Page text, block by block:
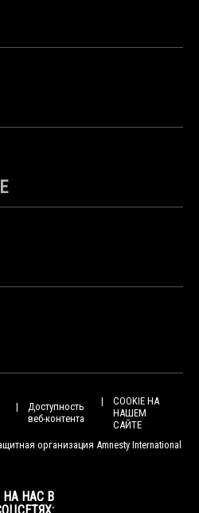
Доступность
веб-контента
COOKIE НА
НАШЕМ
САЙТЕ
организация Amnesty International
НАС В